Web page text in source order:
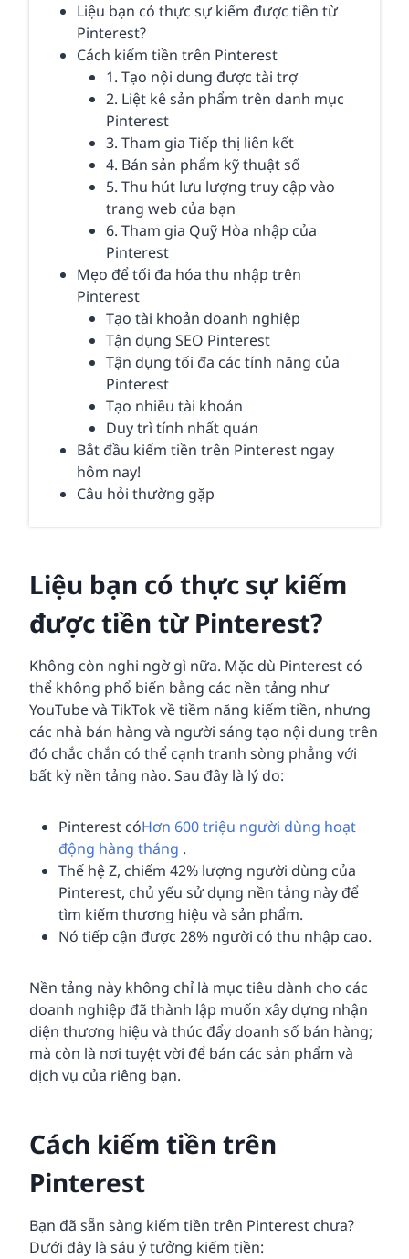
Liệu bạn có thực sự kiếm được tiền từ
Pinterest?
Cách kiếm tiền trên Pinterest
1. Tạo nội dung được tài trợ
2. Liệt kê sản phẩm trên danh mục
Pinterest
3. Tham gia Tiếp thị liên kết
4. Bán sản phẩm kỹ thuật số
5. Thu hút lưu lượng truy cập vào
trang web của bạn
6. Tham gia Quỹ Hòa nhập của
Pinterest
Mẹo để tối đa hóa thu nhập trên
Pinterest
Tạo tài khoản doanh nghiệp
Tận dụng SEO Pinterest
Tận dụng tối đa các tính năng của
Pinterest
Tạo nhiều tài khoản
Duy trì tính nhất quán
Bắt đầu kiếm tiền trên Pinterest ngay
hôm nay!
Câu hỏi thường gặp
Liệu bạn có thực sự kiếm
được tiền từ Pinterest?
Không còn nghi ngờ gì nữa. Mặc dù Pinterest có
thể không phổ biến bằng các nền tảng như
YouTube và TikTok về tiềm năng kiếm tiền, nhưng
các nhà bán hàng và người sáng tạo nội dung trên
đó chắc chắn có thể cạnh tranh sòng phẳng với
bất kỳ nền tảng nào. Sau đây là lý do:
Pinterest cóHơn 600 triệu người dùng hoạt
động hàng tháng .
Thế hệ Z, chiếm 42% lượng người dùng của
Pinterest, chủ yếu sử dụng nền tảng này để
tìm kiếm thương hiệu và sản phẩm.
Nó tiếp cận được 28% người có thu nhập cao.
Nền tảng này không chỉ là mục tiêu dành cho các
doanh nghiệp đã thành lập muốn xây dựng nhận
diện thương hiệu và thúc đẩy doanh số bán hàng;
mà còn là nơi tuyệt vời để bán các sản phẩm và
dịch vụ của riêng bạn.
Cách kiếm tiền trên
Pinterest
Bạn đã sẵn sàng kiếm tiền trên Pinterest chưa?
Dưới đây là sáu ý tưởng kiếm tiền: